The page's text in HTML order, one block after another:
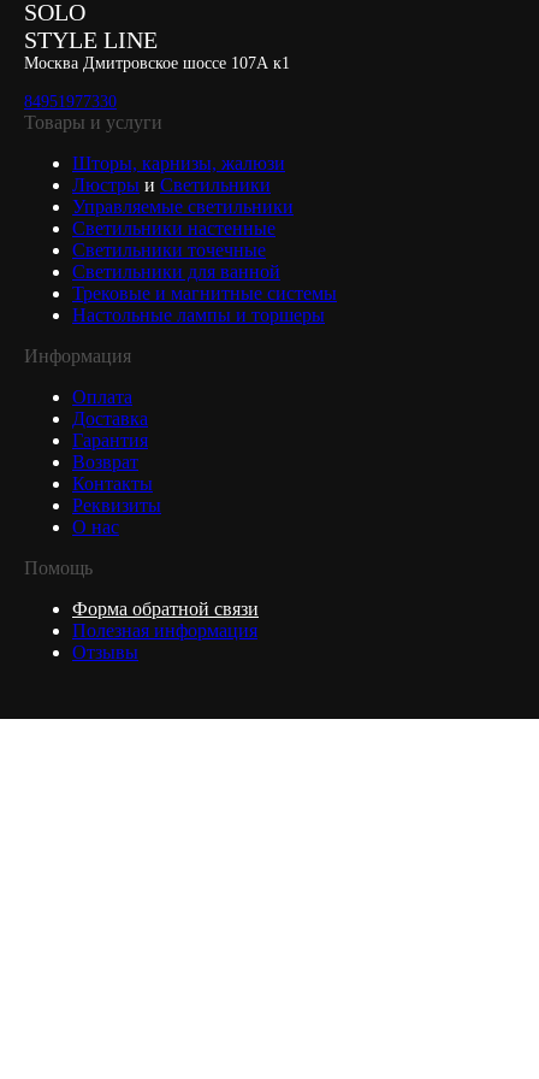
SOLO
STYLE LINE
Москва Дмитровское шоссе 107А к1
84951977330
Товары и услуги
Шторы, карнизы, жалюзи
Люстры и Светильники
Управляемые светильники
Светильники настенные
Светильники точечные
Светильники для ванной
Трековые и магнитные системы
Настольные лампы и торшеры
Информация
Оплата
Доставка
Гарантия
Возврат
Контакты
Реквизиты
О нас
Помощь
Форма обратной связи
Полезная информация
Отзывы